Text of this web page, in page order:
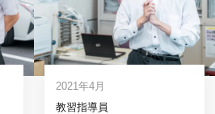
2021年4月
教習指導員